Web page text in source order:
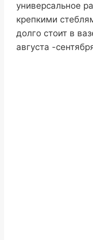
универсальное
крепкими
долго стоит в
августа -